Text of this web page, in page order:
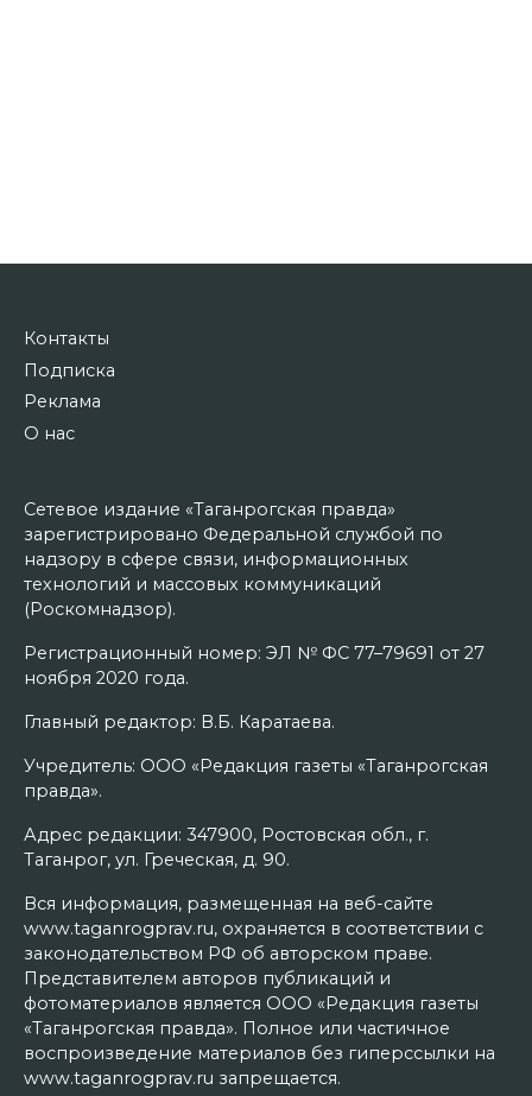
Контакты
Подписка
Реклама
О нас
Сетевое издание «Таганрогская правда»
зарегистрировано Федеральной службой по
надзору в сфере связи, информационных
технологий и массовых коммуникаций
(Роскомнадзор).
Регистрационный номер: ЭЛ № ФС 77–79691 от 27
ноября 2020 года.
Главный редактор: В.Б. Каратаева.
Учредитель: ООО «Редакция газеты «Таганрогская
правда».
Адрес редакции: 347900, Ростовская обл., г.
Таганрог, ул. Греческая, д. 90.
Вся информация, размещенная на веб-сайте
www.taganrogprav.ru, охраняется в соответствии с
законодательством РФ об авторском праве.
Представителем авторов публикаций и
фотоматериалов является ООО «Редакция газеты
«Таганрогская правда». Полное или частичное
воспроизведение материалов без гиперссылки на
www.taganrogprav.ru запрещается.